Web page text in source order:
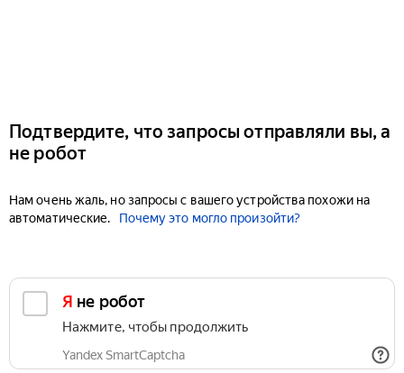
Подтвердите, что запросы отправляли вы, а
не робот
Нам очень жаль, но запросы с вашего устройства похожи на
автоматические.
Почему это могло произойти?
Я не робот
Нажмите, чтобы продолжить
Yandex SmartCaptcha